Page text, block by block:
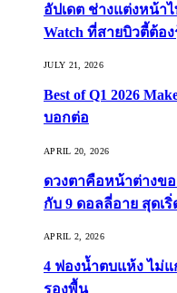
อัปเดต ช่างแต่งหน้าไ
Watch ที่สายบิวตี้ต้อ
JULY 21, 2026
Best of Q1 2026
บอกต่อ
APRIL 20, 2026
ดวงตาคือหน้าต่างข
กับ 9 ดอลลี่อาย สุดเ
APRIL 2, 2026
4 ฟองน้ำตบแห้ง ไม่
รองพื้น